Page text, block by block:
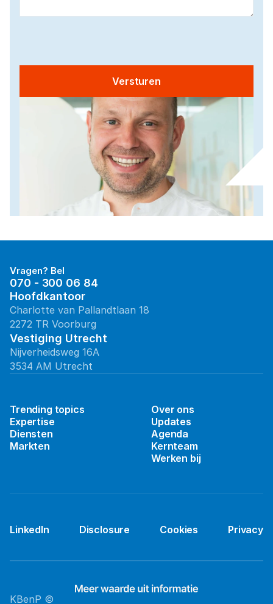
Versturen
Vragen? Bel
070 - 300 06 84
Hoofdkantoor
Charlotte van Pallandtlaan 18
2272 TR Voorburg
Vestiging Utrecht
Nijverheidsweg 16A
3534 AM Utrecht
Trending topics
Expertise
Diensten
Markten
Over ons
Updates
Agenda
Kernteam
Werken bij
LinkedIn Disclosure Cookies Privacy
KBenP ©